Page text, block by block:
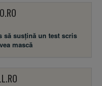
să susţină un test scris
mască